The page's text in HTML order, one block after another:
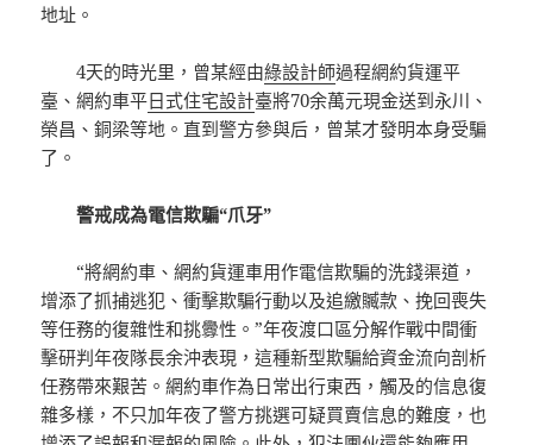
地址。
4天的時光里，曾某經由綠設計師過程網約貨運平
臺、網約車平日式住宅設計臺將70余萬元現金送到永川、
榮昌、銅梁等地。直到警方參與后，曾某才發明本身受騙
了。
警戒成為電信欺騙“爪牙”
“將網約車、網約貨運車用作電信欺騙的洗錢渠道，
增添了抓捕逃犯、衝擊欺騙行動以及追繳贓款、挽回喪失
等任務的復雜性和挑釁性。”年夜渡口區分解作戰中間衝
擊研判年夜隊長余沖表現，這種新型欺騙給資金流向剖析
任務帶來艱苦。網約車作為日常出行東西，觸及的信息復
雜多樣，不只加年夜了警方挑選可疑買賣信息的難度，也